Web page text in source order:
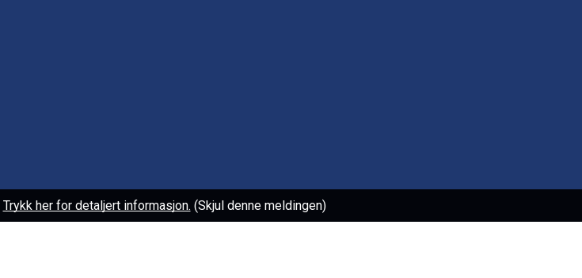
Trykk her for detaljert informasjon. (Skjul denne meldingen)